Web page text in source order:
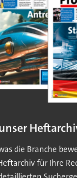
die Branche
für Ihre